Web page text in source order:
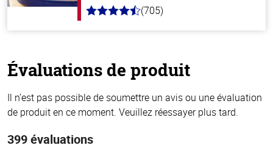
4.6
(705)
Évaluations de produit
Il n’est pas possible de soumettre un avis ou une évaluation
de produit en ce moment. Veuillez réessayer plus tard.
399 évaluations